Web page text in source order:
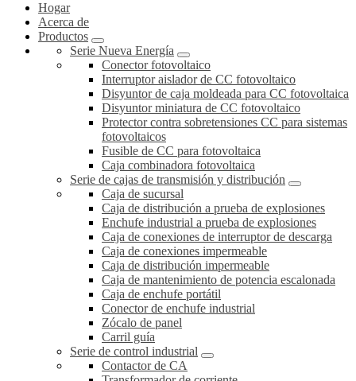
Hogar
Acerca de
Productos
Serie Nueva Energía
Conector fotovoltaico
Interruptor aislador de CC fotovoltaico
Disyuntor de caja moldeada para CC fotovoltaica
Disyuntor miniatura de CC fotovoltaico
Protector contra sobretensiones CC para sistemas
fotovoltaicos
Fusible de CC para fotovoltaica
Caja combinadora fotovoltaica
Serie de cajas de transmisión y distribución
Caja de sucursal
Caja de distribución a prueba de explosiones
Enchufe industrial a prueba de explosiones
Caja de conexiones de interruptor de descarga
Caja de conexiones impermeable
Caja de distribución impermeable
Caja de mantenimiento de potencia escalonada
Caja de enchufe portátil
Conector de enchufe industrial
Zócalo de panel
Carril guía
Serie de control industrial
Contactor de CA